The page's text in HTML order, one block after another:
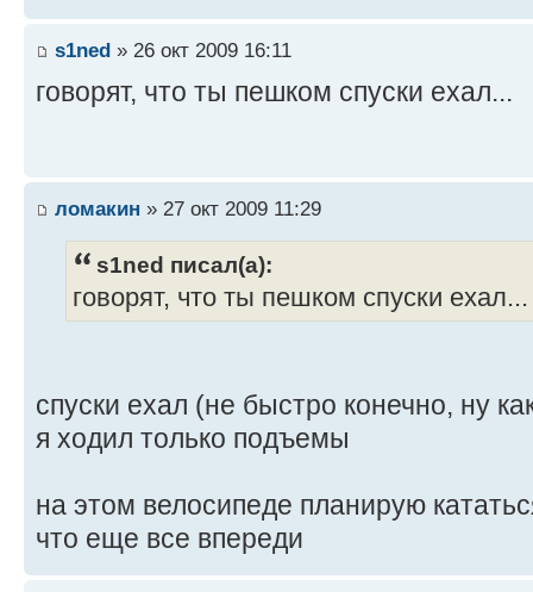
s1ned » 26 окт 2009 16:11
говорят, что ты пешком спуски ехал...
ломакин » 27 окт 2009 11:29
s1ned писал(а):
говорят, что ты пешком спуски ехал...
спуски ехал (не быстро конечно, ну
я ходил только подъемы
на этом велосипеде планирую
что еще все впереди